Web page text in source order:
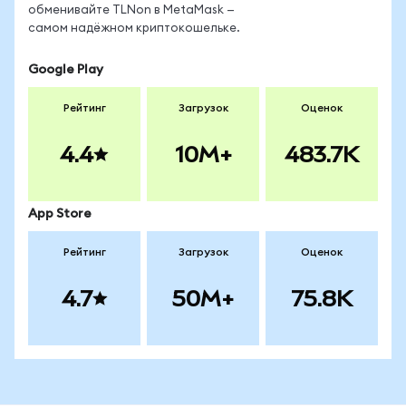
обменивайте TLNon в MetaMask —
самом надёжном криптокошельке.
Google Play
Рейтинг
4.4
Загрузок
10M+
Оценок
483.7K
App Store
Рейтинг
4.7
Загрузок
50M+
Оценок
75.8K